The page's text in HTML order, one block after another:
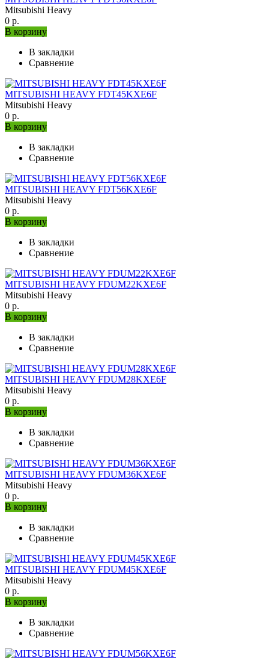
Mitsubishi Heavy
0 р.
В корзину
В закладки
Сравнение
MITSUBISHI HEAVY FDT45KXE6F
Mitsubishi Heavy
0 р.
В корзину
В закладки
Сравнение
MITSUBISHI HEAVY FDT56KXE6F
Mitsubishi Heavy
0 р.
В корзину
В закладки
Сравнение
MITSUBISHI HEAVY FDUM22KXE6F
Mitsubishi Heavy
0 р.
В корзину
В закладки
Сравнение
MITSUBISHI HEAVY FDUM28KXE6F
Mitsubishi Heavy
0 р.
В корзину
В закладки
Сравнение
MITSUBISHI HEAVY FDUM36KXE6F
Mitsubishi Heavy
0 р.
В корзину
В закладки
Сравнение
MITSUBISHI HEAVY FDUM45KXE6F
Mitsubishi Heavy
0 р.
В корзину
В закладки
Сравнение